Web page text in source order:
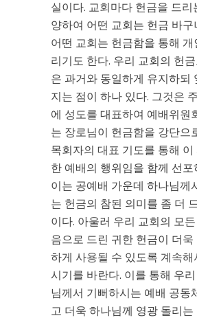
실이다. 교회마다 헌금을 드리
양하여 어떤 교회는 헌금 바구
어떤 교회는 헌금함을 통해 개
리기도 한다. 우리 교회의 헌
은 과거와 동일하게 유지하되
지는 점이 하나 있다. 그것은
에 성도를 대표하여 예배위원
는 장로님이 헌금함을 강단으
목회자의 대표 기도를 통해 이
한 예배의 행위임을 함께 선포
이는 공예배 가운데 하나님께
는 헌금의 참된 의미를 좀 더
이다. 아울러 우리 교회의 모
음으로 드린 귀한 헌금이 더욱
하게 사용될 수 있도록 계속해
시기를 바란다. 이를 통해 우
님께서 기뻐하시는 예배 공동
고 더욱 하나님께 영광 돌리는